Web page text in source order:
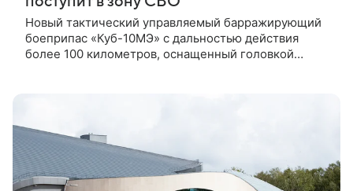
Новый тактический управляемый барражирующий
боеприпас «Куб-10МЭ» с дальностью действия
более 100 километров, оснащенный головкой
“Калашников” и член бюро Союза
машиностроителей России Алан Лушников.